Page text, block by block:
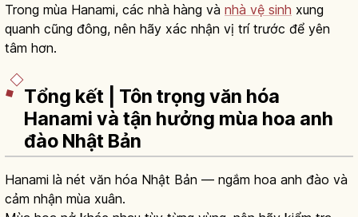
Trong mùa Hanami, các nhà hàng và nhà vệ sinh xung
quanh cũng đông, nên hãy xác nhận vị trí trước để yên
tâm hơn.
Tổng kết | Tôn trọng văn hóa
Hanami và tận hưởng mùa hoa anh
đào Nhật Bản
Hanami là nét văn hóa Nhật Bản — ngắm hoa anh đào và
cảm nhận mùa xuân.